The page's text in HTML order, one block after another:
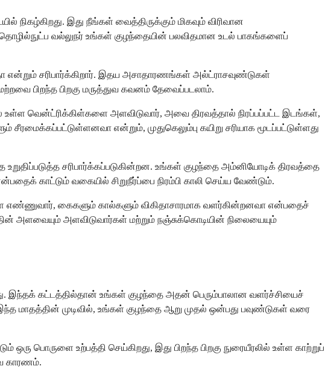
நிகழ்கிறது. இது நீங்கள் வைத்திருக்கும் மிகவும் விரிவான
தொழில்நுட்ப வல்லுநர் உங்கள் குழந்தையின் பலவிதமான உடல் பாகங்களைப்
என்றும் சரிபார்க்கிறார். இதய அசாதாரணங்கள் அல்ட்ராசவுண்டுகள்
பிறந்த பிறகு மருத்துவ கவனம் தேவைப்படலாம்.
உள்ள வென்ட்ரிக்கிள்களை அளவிடுவார், அவை திரவத்தால் நிரப்பப்பட்ட இடங்கள்,
என்றும், முதுகெலும்பு கயிறு சரியாக மூடப்பட்டுள்ளது
சரிபார்க்கப்படுகின்றன. உங்கள் குழந்தை அம்னியோடிக் திரவத்தை
காட்டும் வகையில் சிறுநீர்ப்பை நிரம்பி காலி செய்ய வேண்டும்.
எண்ணுவார், கைகளும் கால்களும் விகிதாசாரமாக வளர்கின்றனவா என்பதைச்
அளவையும் அளவிடுவார்கள் மற்றும் நஞ்சுக்கொடியின் நிலையையும்
இந்தக் கட்டத்தில்தான் உங்கள் குழந்தை அதன் பெரும்பாலான வளர்ச்சியைச்
இந்த மாதத்தின் முடிவில், உங்கள் குழந்தை ஆறு முதல் ஒன்பது பவுண்டுகள் வரை
பொருளை உற்பத்தி செய்கிறது, இது பிறந்த பிறகு நுரையீரலில் உள்ள காற்றுப்
காரணம்.